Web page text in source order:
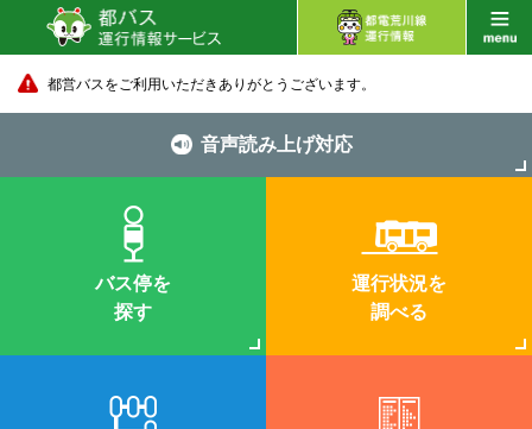
都営バスをご利用いただきありがとうございます。
音声読み上げ対応
バス停を
探す
運行状況を
調べる